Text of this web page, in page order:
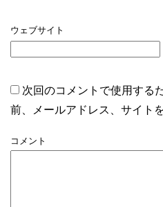
ウェブサイト
次回のコメントで使用する
前、メールアドレス、サイト
コメント